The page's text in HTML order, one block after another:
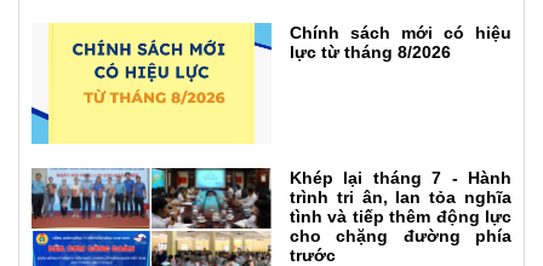
Chính sách mới có hiệu
lực từ tháng 8/2026
Khép lại tháng 7 - Hành
trình tri ân, lan tỏa nghĩa
tình và tiếp thêm động lực
cho chặng đường phía
trước